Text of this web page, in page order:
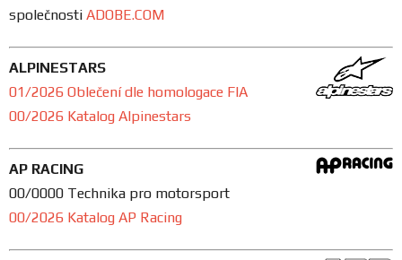
TÝM
SERVIS
FANOUŠCI
firmy
Obchodní
podmínky
společnosti ADOBE.COM
ALPINESTARS
01/2026 Oblečení dle homologace FIA
00/2026 Katalog Alpinestars
AP RACING
00/0000 Technika pro motorsport
00/2026 Katalog AP Racing